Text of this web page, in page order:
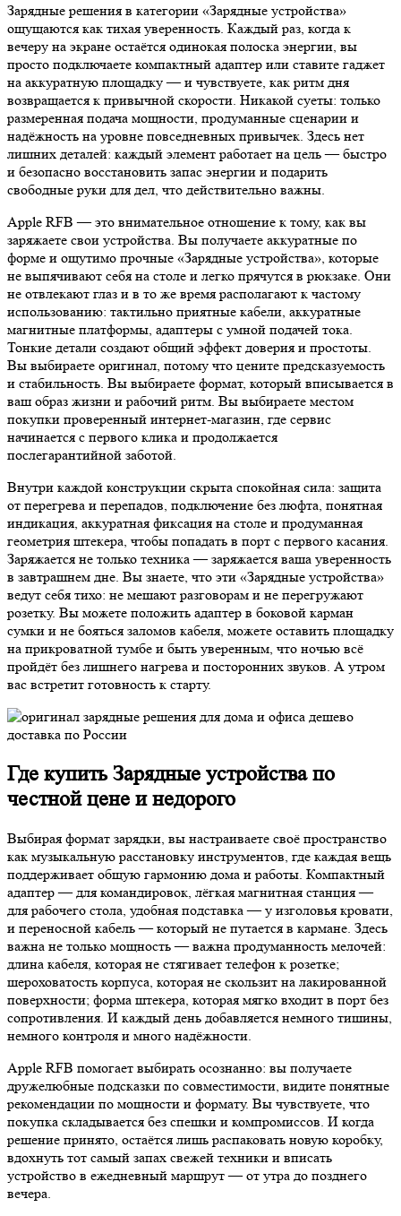
Зарядные решения в категории «Зарядные устройства»
ощущаются как тихая уверенность. Каждый раз, когда к
вечеру на экране остаётся одинокая полоска энергии, вы
просто подключаете компактный адаптер или ставите гаджет
на аккуратную площадку — и чувствуете, как ритм дня
возвращается к привычной скорости. Никакой суеты: только
размеренная подача мощности, продуманные сценарии и
надёжность на уровне повседневных привычек. Здесь нет
лишних деталей: каждый элемент работает на цель — быстро
и безопасно восстановить запас энергии и подарить
свободные руки для дел, что действительно важны.
Apple RFB — это внимательное отношение к тому, как вы
заряжаете свои устройства. Вы получаете аккуратные по
форме и ощутимо прочные «Зарядные устройства», которые
не выпячивают себя на столе и легко прячутся в рюкзаке. Они
не отвлекают глаз и в то же время располагают к частому
использованию: тактильно приятные кабели, аккуратные
магнитные платформы, адаптеры с умной подачей тока.
Тонкие детали создают общий эффект доверия и простоты.
Вы выбираете оригинал, потому что цените предсказуемость
и стабильность. Вы выбираете формат, который вписывается в
ваш образ жизни и рабочий ритм. Вы выбираете местом
покупки проверенный интернет-магазин, где сервис
начинается с первого клика и продолжается
послегарантийной заботой.
Внутри каждой конструкции скрыта спокойная сила: защита
от перегрева и перепадов, подключение без люфта, понятная
индикация, аккуратная фиксация на столе и продуманная
геометрия штекера, чтобы попадать в порт с первого касания.
Заряжается не только техника — заряжается ваша уверенность
в завтрашнем дне. Вы знаете, что эти «Зарядные устройства»
ведут себя тихо: не мешают разговорам и не перегружают
розетку. Вы можете положить адаптер в боковой карман
сумки и не бояться заломов кабеля, можете оставить площадку
на прикроватной тумбе и быть уверенным, что ночью всё
пройдёт без лишнего нагрева и посторонних звуков. А утром
вас встретит готовность к старту.
Где купить Зарядные устройства по
честной цене и недорого
Выбирая формат зарядки, вы настраиваете своё пространство
как музыкальную расстановку инструментов, где каждая вещь
поддерживает общую гармонию дома и работы. Компактный
адаптер — для командировок, лёгкая магнитная станция —
для рабочего стола, удобная подставка — у изголовья кровати,
и переносной кабель — который не путается в кармане. Здесь
важна не только мощность — важна продуманность мелочей:
длина кабеля, которая не стягивает телефон к розетке;
шероховатость корпуса, которая не скользит на лакированной
поверхности; форма штекера, которая мягко входит в порт без
сопротивления. И каждый день добавляется немного тишины,
немного контроля и много надёжности.
Apple RFB помогает выбирать осознанно: вы получаете
дружелюбные подсказки по совместимости, видите понятные
рекомендации по мощности и формату. Вы чувствуете, что
покупка складывается без спешки и компромиссов. И когда
решение принято, остаётся лишь распаковать новую коробку,
вдохнуть тот самый запах свежей техники и вписать
устройство в ежедневный маршрут — от утра до позднего
вечера.